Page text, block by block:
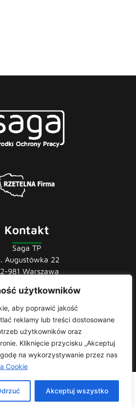
użytkowników
aby poprawić jakość
reklamy lub treści dostosowane
użytkowników oraz
Kliknięcie przycisku „Akceptuj
na wykorzystywanie przez nas
Cookie
Akceptuj wszystko
Kontakt
Saga TP
Augustówka 22
981 Warszawa
22 741 36 85
22 852 43 60
biuro@sagatp.pl
Reserved. Made with bySkydoo
i importer odzieży roboczej